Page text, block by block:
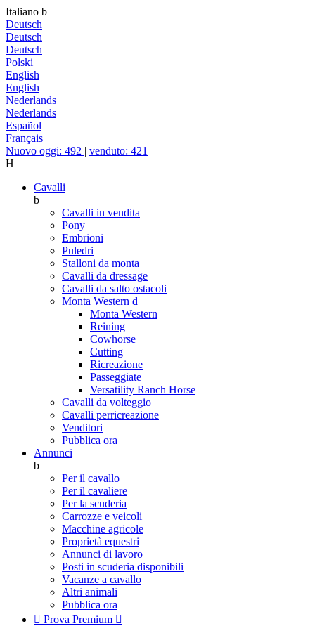
Italiano b
Deutsch
Deutsch
Deutsch
Polski
English
English
Nederlands
Nederlands
Español
Français
Nuovo oggi: 492 | venduto: 421
H
Cavalli
b
Cavalli in vendita
Pony
Embrioni
Puledri
Stalloni da monta
Cavalli da dressage
Cavalli da salto ostacoli
Monta Western d
Monta Western
Reining
Cowhorse
Cutting
Ricreazione
Passeggiate
Versatility Ranch Horse
Cavalli da volteggio
Cavalli perricreazione
Venditori
Pubblica ora
Annunci
b
Per il cavallo
Per il cavaliere
Per la scuderia
Carrozze e veicoli
Macchine agricole
Proprietà equestri
Annunci di lavoro
Posti in scuderia disponibili
Vacanze a cavallo
Altri animali
Pubblica ora
 Prova Premium 